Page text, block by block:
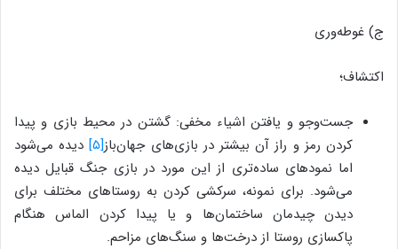
ج) غوطه‌وری
اکتشاف؛
جست‌وجو و یافتن اشیاء مخفی: گشتن در محیط بازی و پیدا
کردن رمز و راز آن بیشتر در بازی‌های جهان‌باز[۵] دیده می‌شود
اما نمودهای ساده‌تری از این مورد در بازی جنگ قبایل دیده
می‌شود. برای نمونه، سرکشی کردن به روستاهای مختلف برای
دیدن چیدمان ساختمان‌ها و یا پیدا کردن الماس هنگام
پاکسازی روستا از درخت‌ها و سنگ‌های مزاحم.